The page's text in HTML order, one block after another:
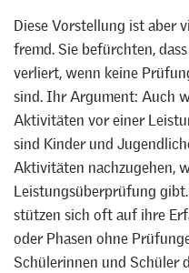
Diese Vorstellung ist aber
fremd. Sie befürchten,
verliert, wenn keine
sind. Ihr Argument: Auch
Aktivitäten vor einer
sind Kinder und
Aktivitäten nachzugehen,
Leistungsüberprüfung
stützen sich oft auf ihre
oder Phasen ohne
Schülerinnen und Schüler